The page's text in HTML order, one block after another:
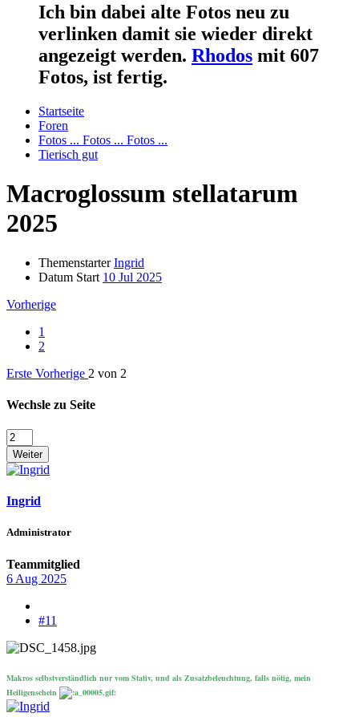
Ich bin dabei alte Fotos neu zu
verlinken damit sie wieder direkt
angezeigt werden. Rhodos mit 607
Fotos, ist fertig.
Startseite
Foren
Fotos ... Fotos ... Fotos ...
Tierisch gut
Macroglossum stellatarum
2025
Themenstarter Ingrid
Datum Start 10 Jul 2025
Vorherige
1
2
Erste Vorherige 2 von 2
Wechsle zu Seite
Weiter
Ingrid
Administrator
Teammitglied
6 Aug 2025
#11
Makros selbstverständlich nur vom Stativ, und als Zusatzbeleuchtung, falls nötig, mein
Heiligenschein